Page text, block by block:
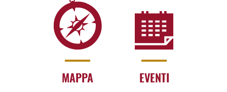
MAPPA EVENTI